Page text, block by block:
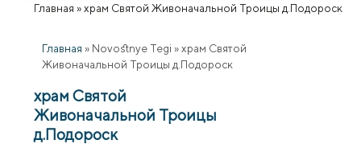
Вы здесь
Главная »храм Святой Живоначальной Троицы д.Подороск
Главная » Novostnye Tegi » храм Святой
Живоначальной Троицы д.Подороск
храм Святой
Живоначальной Троицы
д.Подороск